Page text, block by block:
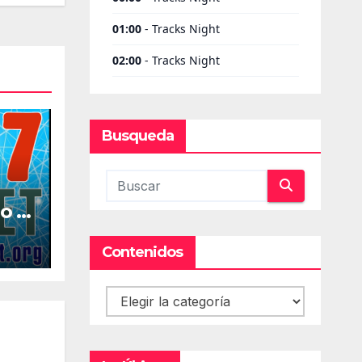
la
Busqueda
Contenidos
Contenidos